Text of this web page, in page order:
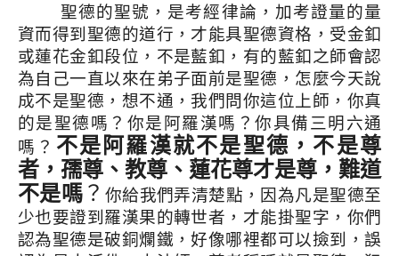
聖德的聖號，是考經律論，加考證量的量
資而得到聖德的道行，才能具聖德資格，受金釦
或蓮花金釦段位，不是藍釦，有的藍釦之師會認
為自己一直以來在弟子面前是聖德，怎麼今天說
成不是聖德，想不通，我們問你這位上師，你真
的是聖德嗎？你是阿羅漢嗎？你具備三明六通
嗎？ 不是阿羅漢就不是聖德，不是尊
者，孺尊、教尊、蓮花尊才是尊，難道
不是嗎 ？ 你給我們弄清楚點，因為凡是聖德至
少也要證到羅漢果的轉世者，才能掛聖字，你們
認為聖德是破銅爛鐵，好像哪裡都可以撿到，誤